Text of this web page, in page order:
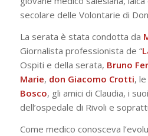
secolare delle Volontarie di
La serata è stata condotta da
Giornalista professionista de “
Ospiti e della serata, Bruno
Marie, don Giacomo Crotti, le
Bosco, gli amici di Claudia, i
dell’ospedale di Rivoli e
Come medico conosceva